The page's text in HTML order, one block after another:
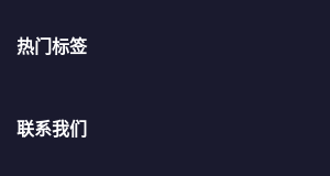
热门标签
联系我们